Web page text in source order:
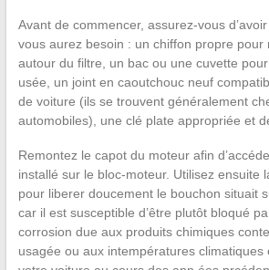
Avant de commencer, assurez-vous
vous aurez besoin : un chiffon propre pour
autour du filtre, un bac ou une cuvette pour
usée, un joint en caoutchouc neuf
de voiture (ils se trouvent généralement
automobiles), une clé plate appropriée et
Remontez le capot du moteur afin
installé sur le bloc-moteur. Utilisez ensuite
pour liberer doucement le bouchon situait
car il est susceptible d’être plutôt bloqué
corrosion due aux produits chimiques
usagée ou aux intempératures climatiques